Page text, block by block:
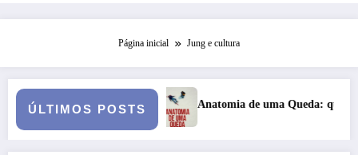
Página inicial Jung e cultura
ÚLTIMOS POSTS
Anatomia de uma Queda: quando o casamento vai a